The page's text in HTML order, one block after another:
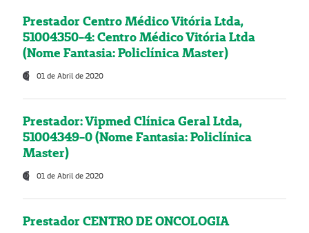
Prestador Centro Médico Vitória Ltda,
51004350-4: Centro Médico Vitória Ltda
(Nome Fantasia: Policlínica Master)
01 de Abril de 2020
Prestador: Vipmed Clínica Geral Ltda,
51004349-0 (Nome Fantasia: Policlínica
Master)
01 de Abril de 2020
Prestador CENTRO DE ONCOLOGIA